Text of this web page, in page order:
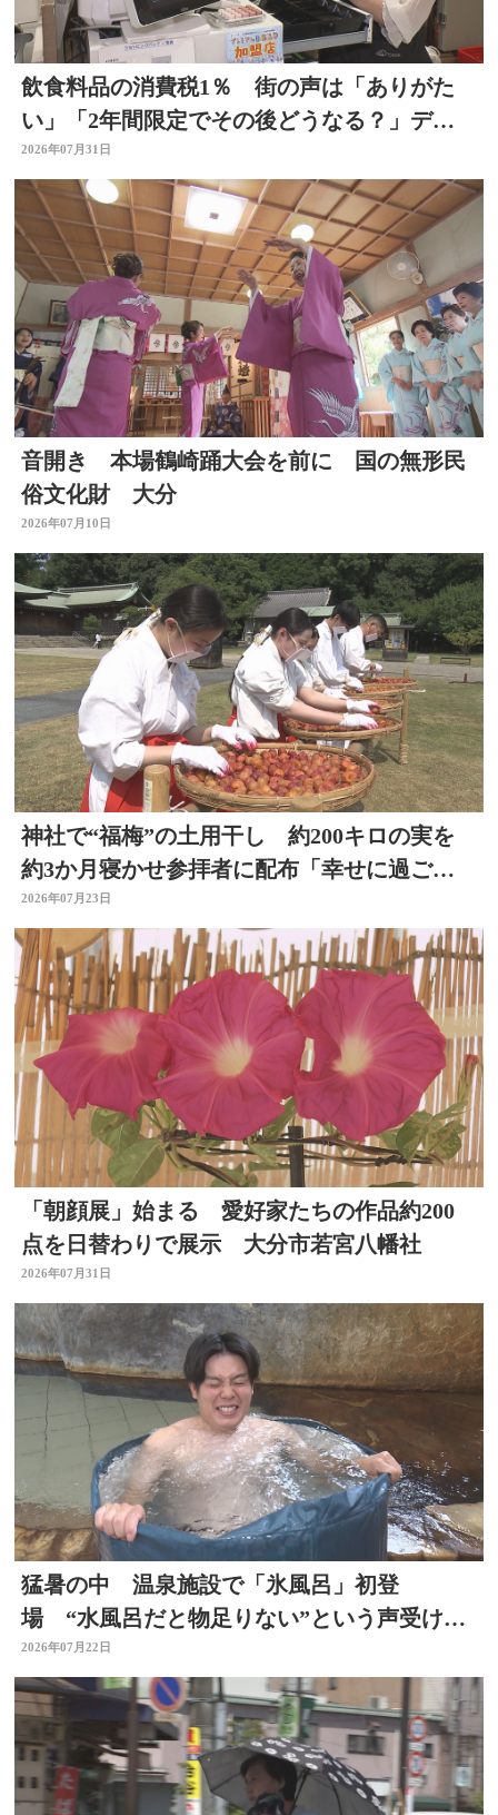
飲食料品の消費税1％ 街の声は「ありがた
い」「2年間限定でその後どうなる？」デパ
ートの反応は 大分
2026年07月31日
音開き 本場鶴崎踊大会を前に 国の無形民
俗文化財 大分
2026年07月10日
神社で“福梅”の土用干し 約200キロの実を
約3か月寝かせ参拝者に配布「幸せに過ごせ
るように」大分
2026年07月23日
「朝顔展」始まる 愛好家たちの作品約200
点を日替わりで展示 大分市若宮八幡社
2026年07月31日
猛暑の中 温泉施設で「氷風呂」初登
場 “水風呂だと物足りない”という声受けレ
ベルアップ 大分・日田市
2026年07月22日